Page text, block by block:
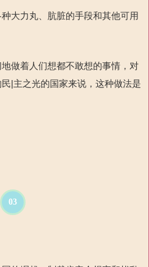
大力丸、肮脏的手段和其他可用
做着人们想都不敢想的事情，对
|主之光的国家来说，这种做法是
03